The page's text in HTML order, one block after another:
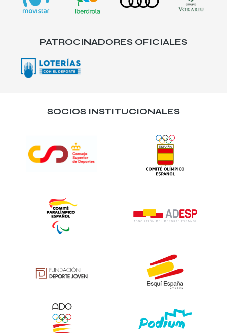
PATROCINADORES OFICIALES
SOCIOS INSTITUCIONALES